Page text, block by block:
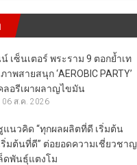
เซ็นเตอร์ พระราม 9 ตอกย้ำเท
พสายสนุก ‘AEROBIC PARTY’
ลอรีเผาผลาญไขมัน
06 ส.ค. 2026
แนวคิด “ทุกผลผลิตที่ดี เริ่มต้น
ริ่มต้นที่ดี” ต่อยอดความเชี่ยวชาญ
ดพันธุ์แตงโม